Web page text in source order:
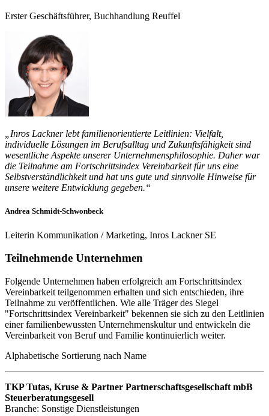
Erster Geschäftsführer, Buchhandlung Reuffel
„Inros Lackner lebt familienorientierte Leitlinien: Vielfalt,
individuelle Lösungen im Berufsalltag und Zukunftsfähigkeit sind
wesentliche Aspekte unserer Unternehmensphilosophie. Daher war
die Teilnahme am Fortschrittsindex Vereinbarkeit für uns eine
Selbstverständlichkeit und hat uns gute und sinnvolle Hinweise für
unsere weitere Entwicklung gegeben.“
Andrea Schmidt-Schwonbeck
Leiterin Kommunikation / Marketing, Inros Lackner SE
Teilnehmende Unternehmen
Folgende Unternehmen haben erfolgreich am Fortschrittsindex
Vereinbarkeit teilgenommen erhalten und sich entschieden, ihre
Teilnahme zu veröffentlichen. Wie alle Träger des Siegel
"Fortschrittsindex Vereinbarkeit" bekennen sie sich zu den Leitlinien
einer familienbewussten Unternehmenskultur und entwickeln die
Vereinbarkeit von Beruf und Familie kontinuierlich weiter.
Alphabetische Sortierung nach Name
TKP Tutas, Kruse & Partner Partnerschaftsgesellschaft mbB
Steuerberatungsgesell
Branche: Sonstige Dienstleistungen